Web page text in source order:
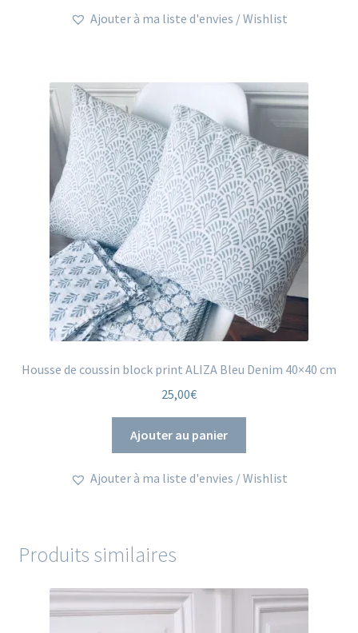
Ajouter à ma liste d'envies / Wishlist
Housse de coussin block print ALIZA Bleu Denim 40×40 cm
25,00€
Ajouter au panier
Ajouter à ma liste d'envies / Wishlist
Produits similaires